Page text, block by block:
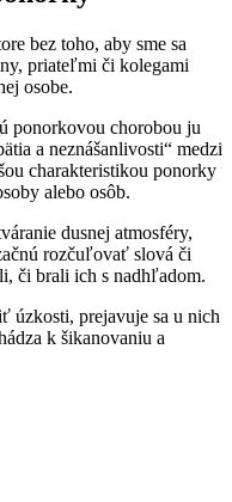
bez toho, aby sme sa
priateľmi či kolegami
osobe.
ponorkovou chorobou ju
a neznášanlivosti“ medzi
charakteristikou ponorky
alebo osôb.
dusnej atmosféry,
rozčuľovať slová či
či brali ich s nadhľadom.
úzkosti, prejavuje sa u nich
k šikanovaniu a